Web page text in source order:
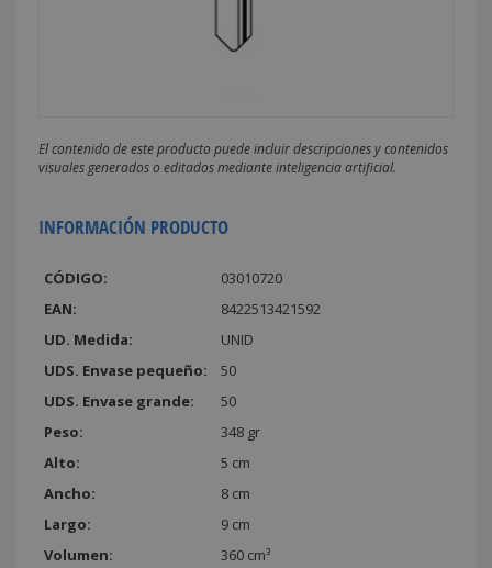
El contenido de este producto puede incluir descripciones y contenidos
visuales generados o editados mediante inteligencia artificial.
INFORMACIÓN PRODUCTO
CÓDIGO:
03010720
EAN:
8422513421592
UD. Medida:
UNID
UDS. Envase pequeño:
50
UDS. Envase grande:
50
Peso:
348 gr
Alto:
5 cm
Ancho:
8 cm
Largo:
9 cm
Volumen:
360 cm³